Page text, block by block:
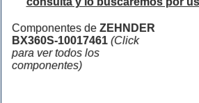
Componentes de ZEHNDER
BX360S-10017461 (Click
para ver todos los
componentes)